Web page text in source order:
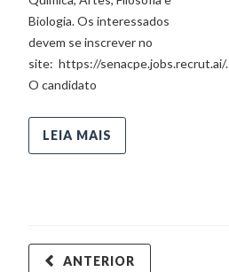
Biologia. Os interessados
devem se inscrever no
site: https://senacpe.jobs.recrut.ai/.
O candidato
LEIA MAIS
ANTERIOR